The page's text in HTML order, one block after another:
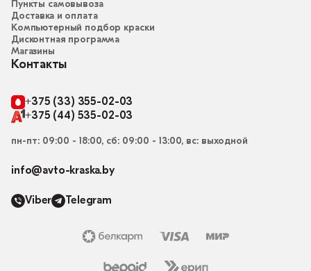
Пункты самовывоза
Доставка и оплата
Компьютерный подбор краски
Дисконтная программа
Магазины
Контакты
+375 (33) 355-02-03
+375 (44) 535-02-03
пн-пт: 09:00 - 18:00, сб: 09:00 - 13:00, вс: выходной
info@avto-kraska.by
Viber Telegram